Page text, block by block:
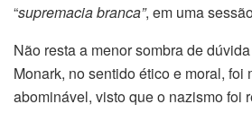
“supremacia branca”, em uma
Não resta a menor sombra de
Monark, no sentido ético e moral, foi
abominável, visto que o nazismo foi